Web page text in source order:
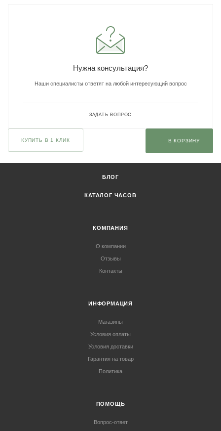
Нужна консультация?
Наши специалисты ответят на любой интересующий вопрос
ЗАДАТЬ ВОПРОС
КУПИТЬ В 1 КЛИК В КОРЗИНУ
БЛОГ
КАТАЛОГ ЧАСОВ
КОМПАНИЯ
О компании
Отзывы
Контакты
ИНФОРМАЦИЯ
Магазины
Условия оплаты
Условия доставки
Гарантия на товар
Политика
ПОМОЩЬ
Вопрос-ответ